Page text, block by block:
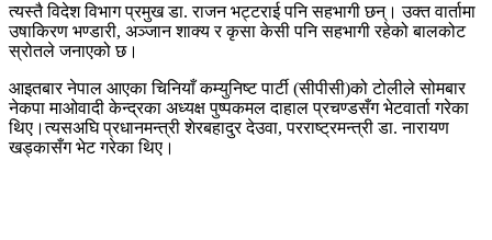
त्यस्तै विदेश विभाग प्रमुख डा. राजन भट्टराई पनि सहभागी छन्। उक्त वार्तामा
उषाकिरण भण्डारी, अञ्जान शाक्य र कृसा केसी पनि सहभागी रहेको बालकोट
स्रोतले जनाएको छ।
आइतबार नेपाल आएका चिनियाँ कम्युनिष्ट पार्टी (सीपीसी)को टोलीले सोमबार
नेकपा माओवादी केन्द्रका अध्यक्ष पुष्पकमल दाहाल प्रचण्डसँग भेटवार्ता गरेका
थिए।त्यसअघि प्रधानमन्त्री शेरबहादुर देउवा, परराष्ट्रमन्त्री डा. नारायण
खड्कासँग भेट गरेका थिए।